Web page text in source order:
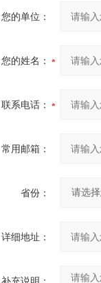
您的单位：
您的姓名：
联系电话：
常用邮箱：
省份：
详细地址：